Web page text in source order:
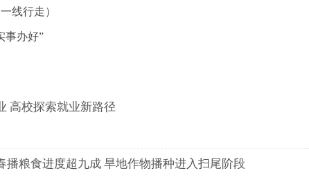
线行走）
事办好”
高校探索就业新路径
播粮食进度超九成 旱地作物播种进入扫尾阶段